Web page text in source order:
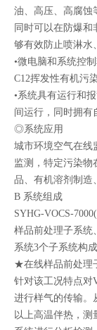
油、高压、高腐蚀
同时可以在防爆
够有效防止喷淋水
•微电脑和系统控
C12挥发性有机污
•系统具有运行和
间运行，同时拥有
◎系统应用
城市环境空气在线
监测，特定污染物
品、有机溶剂制造
B 系统组成
SYHG-VOCS-
样品前处理子系统
系统3个子系统构成
★在线样品前处理
针对该工况特点对
进行样气的传输。
以上高温伴热，